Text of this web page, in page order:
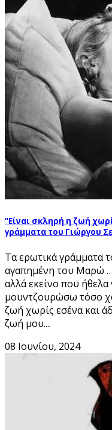
“Είναι σκληρή η ζωή
γράμματα του Γιώργου
Τα ερωτικά γράμματα
αγαπημένη του Μαρώ
αλλά εκείνο που
μουντζουρώσω τόσο
ζωή χωρίς εσένα και
ζωή μου....
08 Ιουνίου, 2024